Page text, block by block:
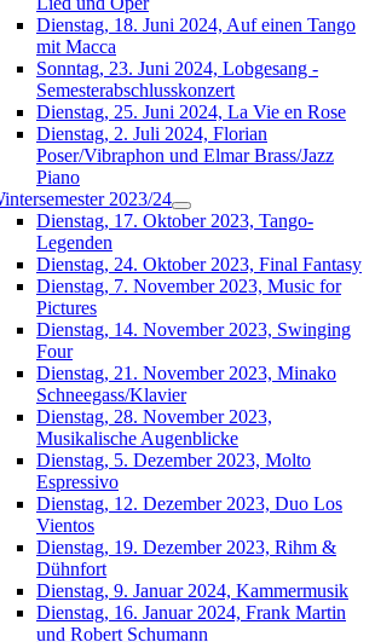
Dienstag, 18. Juni 2024, Auf einen Tango
mit Macca
Sonntag, 23. Juni 2024, Lobgesang -
Semesterabschlusskonzert
Dienstag, 25. Juni 2024, La Vie en Rose
Dienstag, 2. Juli 2024, Florian
Poser/Vibraphon und Elmar Brass/Jazz
Piano
2023/24
Dienstag, 17. Oktober 2023, Tango-
Legenden
Dienstag, 24. Oktober 2023, Final Fantasy
Dienstag, 7. November 2023, Music for
Pictures
Dienstag, 14. November 2023, Swinging
Four
Dienstag, 21. November 2023, Minako
Schneegass/Klavier
Dienstag, 28. November 2023,
Musikalische Augenblicke
Dienstag, 5. Dezember 2023, Molto
Espressivo
Dienstag, 12. Dezember 2023, Duo Los
Vientos
Dienstag, 19. Dezember 2023, Rihm &
Dühnfort
Dienstag, 9. Januar 2024, Kammermusik
Dienstag, 16. Januar 2024, Frank Martin
und Robert Schumann